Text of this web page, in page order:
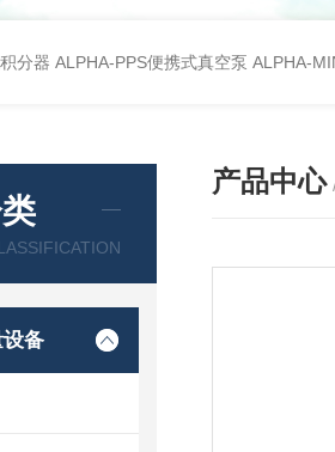
分器 ALPHA-PPS便携式真空泵 ALPHA-
备
产品中心